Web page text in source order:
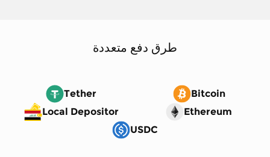
طرق دفع متعددة
Tether
Bitcoin
Local Depositor
Ethereum
USDC